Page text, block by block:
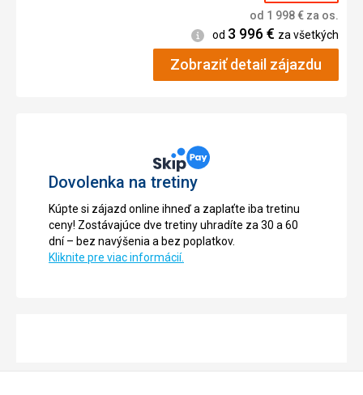
od 1 998€ za os.
Informácie
od 3 996€ za všetkých
Zobraziť detail zájazdu
Dovolenka na tretiny
Kúpte si zájazd online ihneď a zaplaťte iba tretinu
ceny! Zostávajúce dve tretiny uhradíte za 30 a 60
dní – bez navýšenia a bez poplatkov.
Kliknite pre viac informácií.